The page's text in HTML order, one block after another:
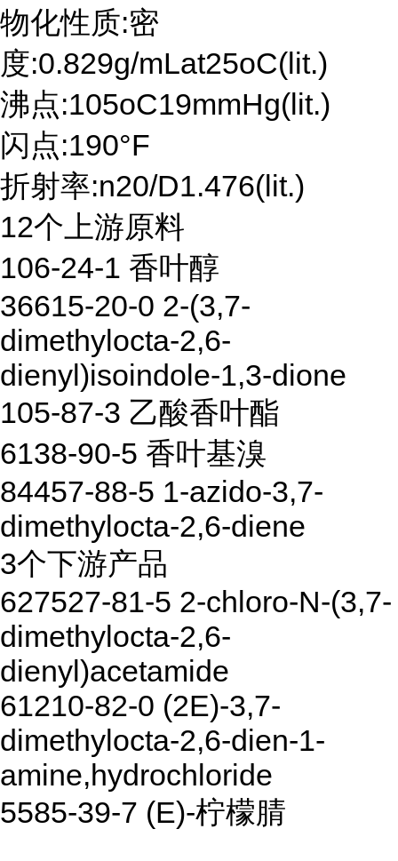
物化性质:密
度:0.829g/mLat25oC(lit.)
沸点:105oC19mmHg(lit.)
闪点:190°F
折射率:n20/D1.476(lit.)
12个上游原料
106-24-1 香叶醇
36615-20-0 2-(3,7-
dimethylocta-2,6-
dienyl)isoindole-1,3-dione
105-87-3 乙酸香叶酯
6138-90-5 香叶基溴
84457-88-5 1-azido-3,7-
dimethylocta-2,6-diene
3个下游产品
627527-81-5 2-chloro-N-(3,7-
dimethylocta-2,6-
dienyl)acetamide
61210-82-0 (2E)-3,7-
dimethylocta-2,6-dien-1-
amine,hydrochloride
5585-39-7 (E)-柠檬腈